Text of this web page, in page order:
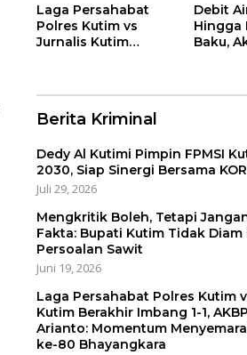
Laga Persahabat
Polres Kutim vs
Jurnalis Kutim
HUT ke-80
Debit
Hingga
Baku,
Berita Kriminal
Dedy Al Kutimi Pimpin FPMSI
2030, Siap Sinergi Bersama
Juli 29, 2026
Mengkritik Boleh, Tetapi
Fakta: Bupati Kutim Tidak Diam
Persoalan Sawit
Juni 19, 2026
Laga Persahabat Polres Kutim
Kutim Berakhir Imbang 1-1,
Arianto: Momentum
ke-80 Bhayangkara